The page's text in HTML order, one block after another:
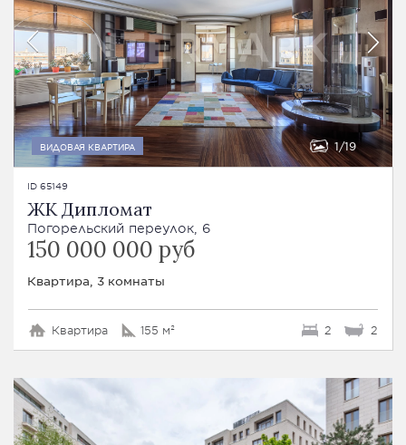
ВИДОВАЯ КВАРТИРА 1 19
ID 65149
ЖК Дипломат
Погорельский переулок, 6
150 000 000 руб
Квартира, 3 комнаты
Квартира 155 м² 2 2